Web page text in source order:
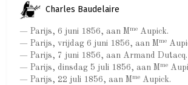
Charles Baudelaire
— Parijs, 6 juni 1856, aan Mme Aupick.
— Parijs, vrijdag 6 juni 1856, aan Mme
— Parijs, 7 juni 1856, aan Armand Dutacq.
— Parijs, dinsdag 5 juli 1856, aan Mme
— Parijs, 22 juli 1856, aan Mme Aupick.